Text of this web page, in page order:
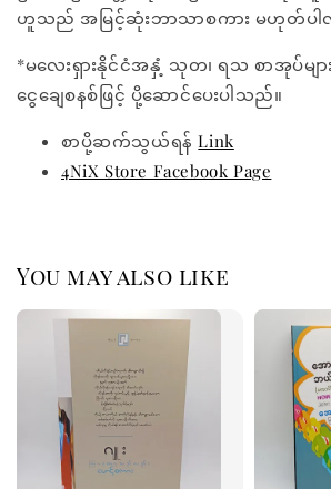
ဟူသည် အမြင့်ဆုံးဘာသာစကား မဟုတ်ပါလ
*မလေးရှားနိုင်ငံအနှံ့ သုတ၊ ရသ စာအုပ်မျာ
ငွေချေစနစ်ဖြင့် ပို့ဆောင်ပေးပါသည်။
စာပို့ဆက်သွယ်ရန်Link
4NiX Store Facebook Page
You may also like